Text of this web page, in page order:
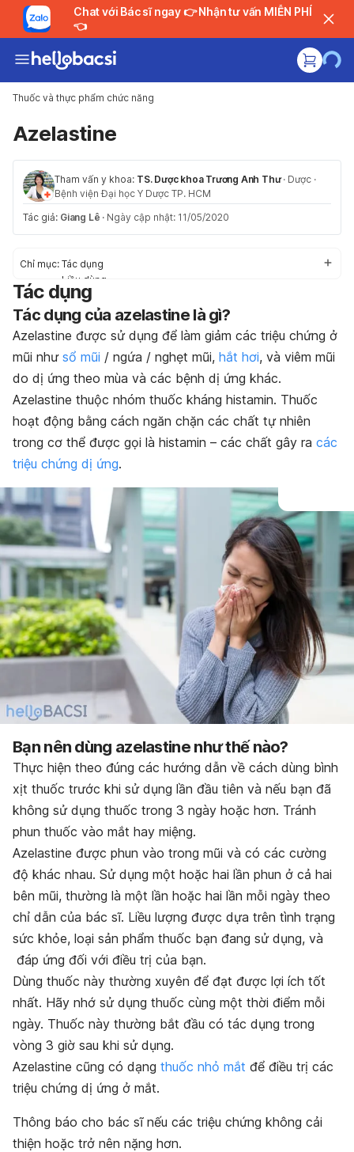
Chat với Bác sĩ ngay 👉 Nhận tư vấn MIỄN PHÍ
👈
Thuốc và thực phẩm chức năng
Azelastine
Tham vấn y khoa: TS. Dược khoa Trương Anh Thư · Dược ·
Bệnh viện Đại học Y Dược TP. HCM
Tác giả: Giang Lê · Ngày cập nhật: 11/05/2020
Chỉ mục: Tác dụng
Liều dùng
Tác dụng phụ
Thận trọng/Cảnh báo
Tương tác thuốc
Khẩn cấp/Quá liều
Tác dụng
Tác dụng của azelastine là gì?
Azelastine được sử dụng để làm giảm các triệu chứng ở
mũi như sổ mũi / ngứa / nghẹt mũi, hắt hơi, và viêm mũi
do dị ứng theo mùa và các bệnh dị ứng khác.
Azelastine thuộc nhóm thuốc kháng histamin. Thuốc
hoạt động bằng cách ngăn chặn các chất tự nhiên
trong cơ thể được gọi là histamin – các chất gây ra các
triệu chứng dị ứng.
Bạn nên dùng azelastine như thế nào?
Thực hiện theo đúng các hướng dẫn về cách dùng bình
xịt thuốc trước khi sử dụng lần đầu tiên và nếu bạn đã
không sử dụng thuốc trong 3 ngày hoặc hơn. Tránh
phun thuốc vào mắt hay miệng.
Azelastine được phun vào trong mũi và có các cường
độ khác nhau. Sử dụng một hoặc hai lần phun ở cả hai
bên mũi, thường là một lần hoặc hai lần mỗi ngày theo
chỉ dẫn của bác sĩ. Liều lượng được dựa trên tình trạng
sức khỏe, loại sản phẩm thuốc bạn đang sử dụng, và
đáp ứng đối với điều trị của bạn.
Dùng thuốc này thường xuyên để đạt được lợi ích tốt
nhất. Hãy nhớ sử dụng thuốc cùng một thời điểm mỗi
ngày. Thuốc này thường bắt đầu có tác dụng trong
vòng 3 giờ sau khi sử dụng.
Azelastine cũng có dạng thuốc nhỏ mắt để điều trị các
triệu chứng dị ứng ở mắt.
Thông báo cho bác sĩ nếu các triệu chứng không cải
thiện hoặc trở nên nặng hơn.